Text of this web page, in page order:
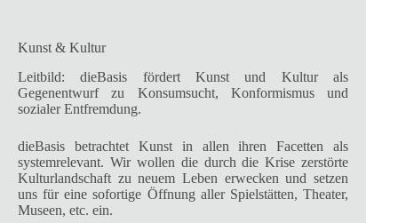
Kunst & Kultur
Leitbild: dieBasis fördert Kunst und Kultur als
Gegenentwurf zu Konsumsucht, Konformismus und
sozialer Entfremdung.
dieBasis betrachtet Kunst in allen ihren Facetten als
systemrelevant. Wir wollen die durch die Krise zerstörte
Kulturlandschaft zu neuem Leben erwecken und setzen
uns für eine sofortige Öffnung aller Spielstätten, Theater,
Museen, etc. ein.